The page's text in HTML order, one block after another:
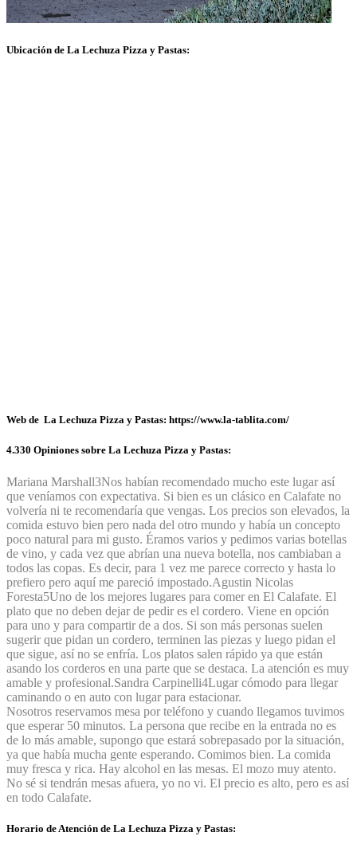
Ubicación de La Lechuza Pizza y Pastas:
Web de La Lechuza Pizza y Pastas: https://www.la-tablita.com/
4.330 Opiniones sobre La Lechuza Pizza y Pastas:
Mariana Marshall3Nos habían recomendado mucho este lugar así
que veníamos con expectativa. Si bien es un clásico en Calafate no
volvería ni te recomendaría que vengas. Los precios son elevados, la
comida estuvo bien pero nada del otro mundo y había un concepto
poco natural para mi gusto. Éramos varios y pedimos varias botellas
de vino, y cada vez que abrían una nueva botella, nos cambiaban a
todos las copas. Es decir, para 1 vez me parece correcto y hasta lo
prefiero pero aquí me pareció impostado.Agustin Nicolas
Foresta5Uno de los mejores lugares para comer en El Calafate. El
plato que no deben dejar de pedir es el cordero. Viene en opción
para uno y para compartir de a dos. Si son más personas suelen
sugerir que pidan un cordero, terminen las piezas y luego pidan el
que sigue, así no se enfría. Los platos salen rápido ya que están
asando los corderos en una parte que se destaca. La atención es muy
amable y profesional.Sandra Carpinelli4Lugar cómodo para llegar
caminando o en auto con lugar para estacionar.
Nosotros reservamos mesa por teléfono y cuando llegamos tuvimos
que esperar 50 minutos. La persona que recibe en la entrada no es
de lo más amable, supongo que estará sobrepasado por la situación,
ya que había mucha gente esperando. Comimos bien. La comida
muy fresca y rica. Hay alcohol en las mesas. El mozo muy atento.
No sé si tendrán mesas afuera, yo no vi. El precio es alto, pero es así
en todo Calafate.
Horario de Atención de La Lechuza Pizza y Pastas: